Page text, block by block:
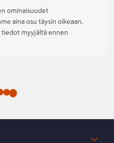
ominaisuudet
aina osu täysin oikeaan.
tiedot myyjältä ennen